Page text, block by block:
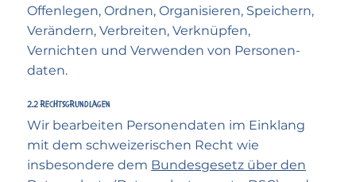
Offenlegen, Ordnen, Organisieren, Speichern,
Verändern, Verbreiten, Verknüpfen,
Vernichten und Verwenden von Personen­
daten.
2.2 Rechts­grundlagen
Wir bearbeiten Personen­daten im Einklang
mit dem schweizerischen Recht wie
insbesondere dem Bundes­gesetz über den